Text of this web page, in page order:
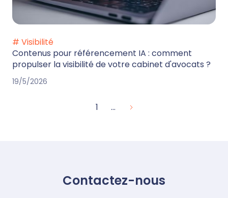
# Visibilité
Contenus pour référencement IA : comment
propulser la visibilité de votre cabinet d'avocats ?
19/5/2026
1 ...
Contactez-nous